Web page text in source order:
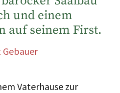
und einem
auf seinem First.
Vaterhause zur